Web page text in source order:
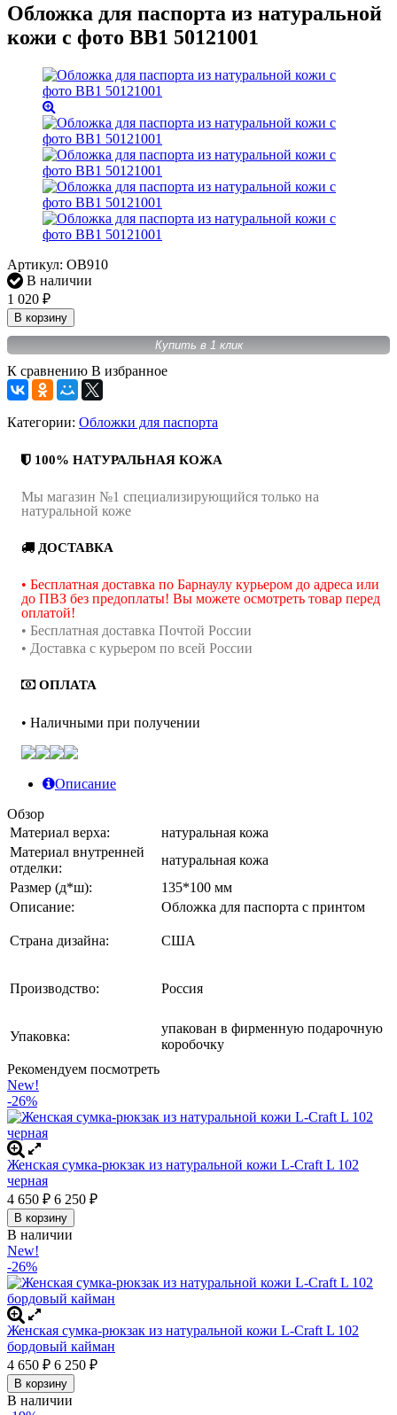
Обложка для паспорта из натуральной
кожи с фото BB1 50121001
Артикул: OB910
В наличии
1 020 ₽
В корзину
Купить в 1 клик
К сравнению В избранное
Категории: Обложки для паспорта
100% НАТУРАЛЬНАЯ КОЖА
Мы магазин №1 специализирующийся только на
натуральной коже
ДОСТАВКА
• Бесплатная доставка по Барнаулу курьером до адреса или
до ПВЗ без предоплаты! Вы можете осмотреть товар перед
оплатой!
• Бесплатная доставка Почтой России
• Доставка с курьером по всей России
ОПЛАТА
• Наличными при получении
Описание
Обзор
Материал верха:
натуральная кожа
Материал внутренней
отделки:
натуральная кожа
Размер (д*ш):
135*100 мм
Описание:
Обложка для паспорта с принтом
Страна дизайна: США
Производство: Россия
Упаковка:
упакован в фирменную подарочную
коробочку
Рекомендуем посмотреть
New!
-26%
Женская сумка-рюкзак из натуральной кожи L-Craft L 102
черная
4 650 ₽ 6 250 ₽
В корзину
В наличии
New!
-26%
Женская сумка-рюкзак из натуральной кожи L-Craft L 102
бордовый кайман
4 650 ₽ 6 250 ₽
В корзину
В наличии